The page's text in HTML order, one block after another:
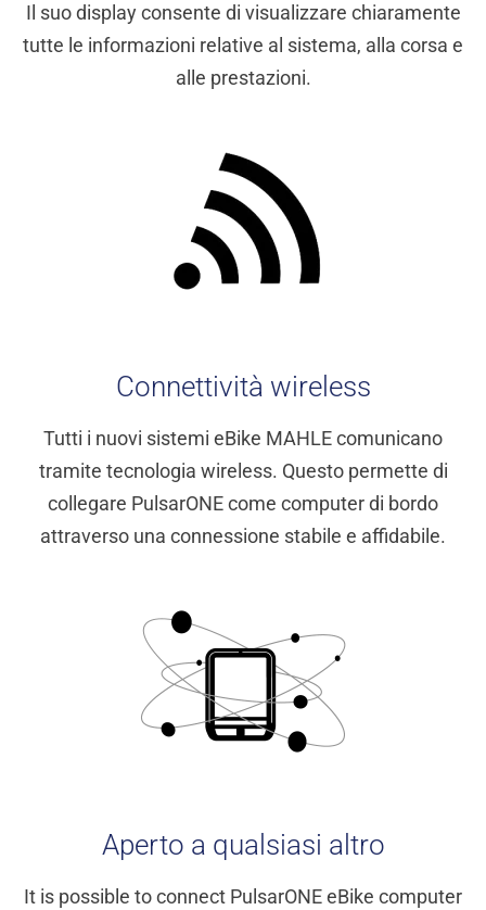
Il suo display consente di visualizzare chiaramente
tutte le informazioni relative al sistema, alla corsa e
alle prestazioni.
Connettività wireless
Tutti i nuovi sistemi eBike MAHLE comunicano
tramite tecnologia wireless. Questo permette di
collegare PulsarONE come computer di bordo
attraverso una connessione stabile e affidabile.
Aperto a qualsiasi altro
It is possible to connect PulsarONE eBike computer